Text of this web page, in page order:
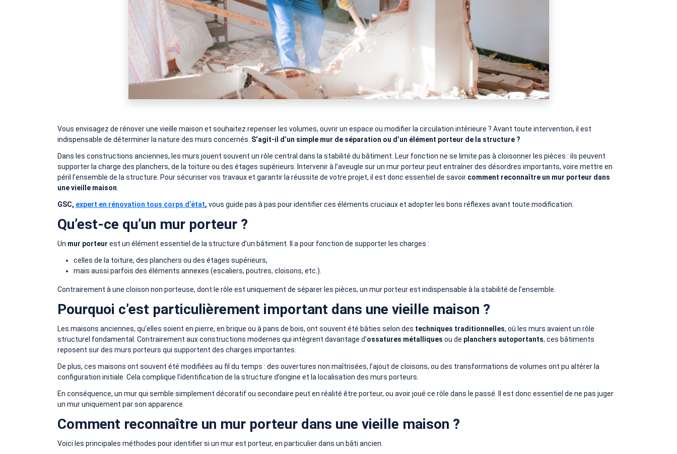
Vous envisagez de rénover une vieille maison et souhaitez repenser les volumes, ouvrir un espace ou modifier la circulation intérieure ? Avant toute intervention, il est
indispensable de déterminer la nature des murs concernés. S’agit-il d’un simple mur de séparation ou d’un élément porteur de la structure ?
Dans les constructions anciennes, les murs jouent souvent un rôle central dans la stabilité du bâtiment. Leur fonction ne se limite pas à cloisonner les pièces : ils peuvent
supporter la charge des planchers, de la toiture ou des étages supérieurs. Intervenir à l’aveugle sur un mur porteur peut entraîner des désordres importants, voire mettre en
péril l’ensemble de la structure. Pour sécuriser vos travaux et garantir la réussite de votre projet, il est donc essentiel de savoir comment reconnaître un mur porteur dans
une vieille maison
GSC, expert en rénovation tous corps d’état, vous guide pas à pas pour identifier ces éléments cruciaux et adopter les bons réflexes avant toute modification.
Qu’est-ce qu’un mur porteur ?
Un mur porteur est un élément essentiel de la structure d’un bâtiment. Il a pour fonction de supporter les charges :
celles de la toiture, des planchers ou des étages supérieurs,
mais aussi parfois des éléments annexes (escaliers, poutres, cloisons, etc.).
Contrairement à une cloison non porteuse, dont le rôle est uniquement de séparer les pièces, un mur porteur est indispensable à la stabilité de l’ensemble.
Pourquoi c’est particulièrement important dans une vieille maison ?
Les maisons anciennes, qu’elles soient en pierre, en brique ou à pans de bois, ont souvent été bâties selon des techniques traditionnelles, où les murs avaient un rôle
structurel fondamental. Contrairement aux constructions modernes qui intègrent davantage d’ossatures métalliques ou de planchers autoportants, ces bâtiments
reposent sur des murs porteurs qui supportent des charges importantes.
De plus, ces maisons ont souvent été modifiées au fil du temps : des ouvertures non maîtrisées, l’ajout de cloisons, ou des transformations de volumes ont pu altérer la
configuration initiale. Cela complique l’identification de la structure d’origine et la localisation des murs porteurs.
En conséquence, un mur qui semble simplement décoratif ou secondaire peut en réalité être porteur, ou avoir joué ce rôle dans le passé. Il est donc essentiel de ne pas juger
un mur uniquement par son apparence.
Comment reconnaître un mur porteur dans une vieille maison ?
Voici les principales méthodes pour identifier si un mur est porteur, en particulier dans un bâti ancien.